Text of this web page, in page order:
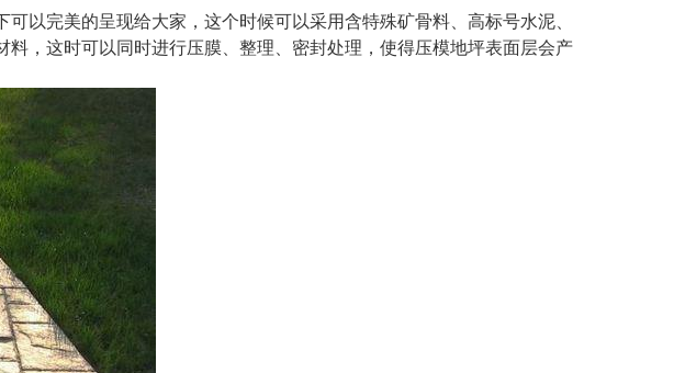
以完美的呈现给大家，这个时候可以采用含特殊矿骨料、高标号水泥、
，这时可以同时进行压膜、整理、密封处理，使得压模地坪表面层会产